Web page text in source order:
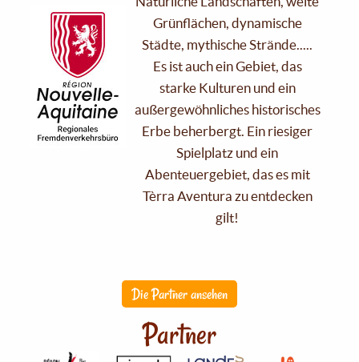
Grünflächen, dynamische
Städte, mythische Strände.....
Es ist auch ein Gebiet, das
starke Kulturen und ein
außergewöhnliches historisches
Erbe beherbergt. Ein riesiger
Spielplatz und ein
Abenteuergebiet, das es mit
Tèrra Aventura zu entdecken
gilt!
Die Partner ansehen
Partner